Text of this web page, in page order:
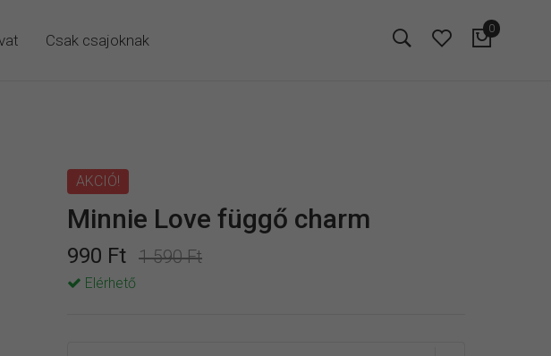
Csak csajoknak
0
AKCIÓ!
Minnie Love függő charm
990 Ft 1 590 Ft
Elérhető